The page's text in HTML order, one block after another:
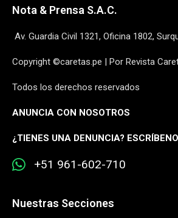
Nota & Prensa S.A.C.
Av. Guardia Civil 1321, Oficina 1802,
Copyright ©caretas.pe | Por Revista
Todos los derechos reservados
ANUNCIA CON NOSOTROS
¿TIENES UNA DENUNCIA?
+51 961-602-710
Nuestras Secciones